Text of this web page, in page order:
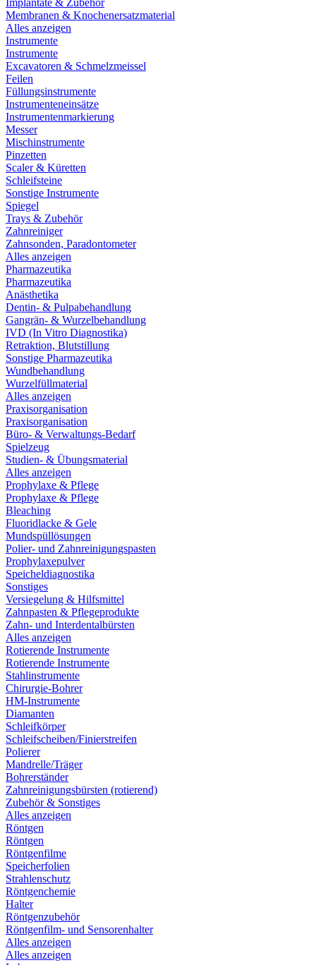
Implantate & Zubehör
Membranen & Knochenersatzmaterial
Alles anzeigen
Instrumente
Instrumente
Excavatoren & Schmelzmeissel
Feilen
Füllungsinstrumente
Instrumenteneinsätze
Instrumentenmarkierung
Messer
Mischinstrumente
Pinzetten
Scaler & Küretten
Schleifsteine
Sonstige Instrumente
Spiegel
Trays & Zubehör
Zahnreiniger
Zahnsonden, Paradontometer
Alles anzeigen
Pharmazeutika
Pharmazeutika
Anästhetika
Dentin- & Pulpabehandlung
Gangrän- & Wurzelbehandlung
IVD (In Vitro Diagnostika)
Retraktion, Blutstillung
Sonstige Pharmazeutika
Wundbehandlung
Wurzelfüllmaterial
Alles anzeigen
Praxisorganisation
Praxisorganisation
Büro- & Verwaltungs-Bedarf
Spielzeug
Studien- & Übungsmaterial
Alles anzeigen
Prophylaxe & Pflege
Prophylaxe & Pflege
Bleaching
Fluoridlacke & Gele
Mundspüllösungen
Polier- und Zahnreinigungspasten
Prophylaxepulver
Speicheldiagnostika
Sonstiges
Versiegelung & Hilfsmittel
Zahnpasten & Pflegeprodukte
Zahn- und Interdentalbürsten
Alles anzeigen
Rotierende Instrumente
Rotierende Instrumente
Stahlinstrumente
Chirurgie-Bohrer
HM-Instrumente
Diamanten
Schleifkörper
Schleifscheiben/Finierstreifen
Polierer
Mandrelle/Träger
Bohrerständer
Zahnreinigungsbürsten (rotierend)
Zubehör & Sonstiges
Alles anzeigen
Röntgen
Röntgen
Röntgenfilme
Speicherfolien
Strahlenschutz
Röntgenchemie
Halter
Röntgenzubehör
Röntgenfilm- und Sensorenhalter
Alles anzeigen
Alles anzeigen